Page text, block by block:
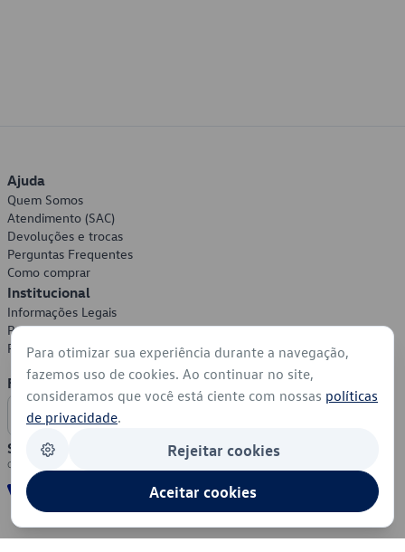
Ajuda
Quem Somos
Atendimento (SAC)
Devoluções e trocas
Perguntas Frequentes
Como comprar
Institucional
Informações Legais
Política de Privacidade
Política de Cookies
Formas de Pagamento
Segurança
Para otimizar sua experiência durante a navegação,
fazemos uso de cookies. Ao continuar no site,
consideramos que você está ciente com nossas políticas
de privacidade.
Rejeitar cookies
Aceitar cookies